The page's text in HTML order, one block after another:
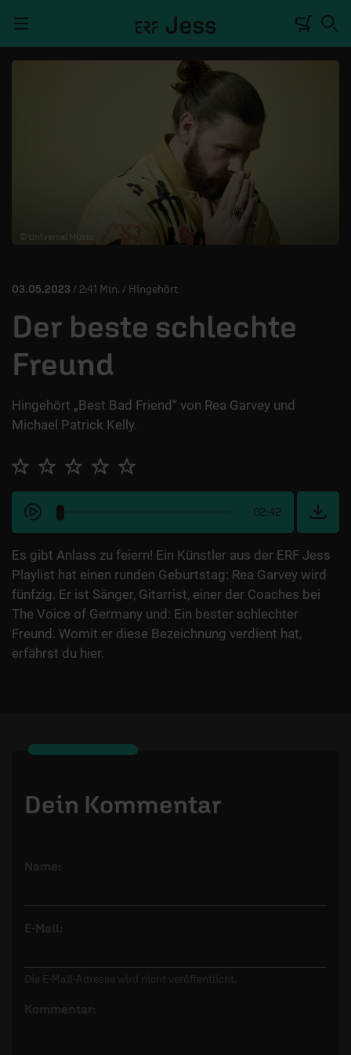
MITMACHEN
ÜBER UNS
© Universal Music
03.05.2023 / 2:41 Min. / Hingehört
Der beste schlechte
Freund
Hingehört „Best Bad Friend“ von Rea Garvey und
Michael Patrick Kelly.
02:42
Es gibt Anlass zu feiern! Ein Künstler aus der ERF Jess
Playlist hat einen runden Geburtstag: Rea Garvey wird
fünfzig. Er ist Sänger, Gitarrist, einer der Coaches bei
The Voice of Germany und: Ein bester schlechter
Freund. Womit er diese Bezeichnung verdient hat,
erfährst du hier.
Dein Kommentar
Name:
E-Mail:
Die E-Mail-Adresse wird nicht veröffentlicht.
Kommentar: